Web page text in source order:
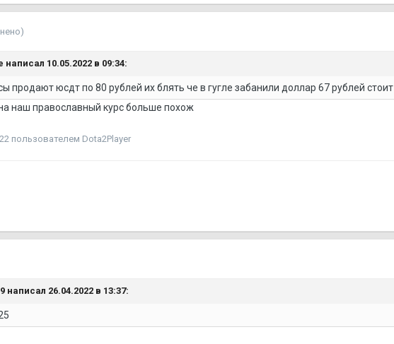
написал 10.05.2022 в 09:34:
продают юсдт по 80 рублей их блять че в гугле забанили доллар 67 рублей стоит
наш православный курс больше похож
пользователем Dota2Player
написал 26.04.2022 в 13:37: